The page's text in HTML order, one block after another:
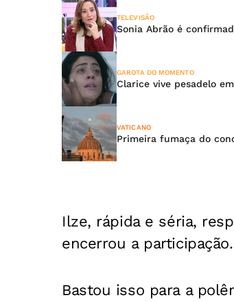
TELEVISÃO
Sonia Abrão é
GAROTA DO MOMENTO
Clarice vive pesadelo
VATICANO
Primeira fumaça do
Ilze, rápida e séria,
encerrou a participação.
Bastou isso para a